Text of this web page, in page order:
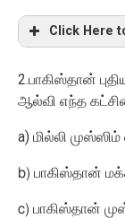
Click Here
2.பாகிஸ்தான்
ஆல்வி எந்த
a) மில்லி
b) பாகிஸ்தான்
c) பாகிஸ்தான்